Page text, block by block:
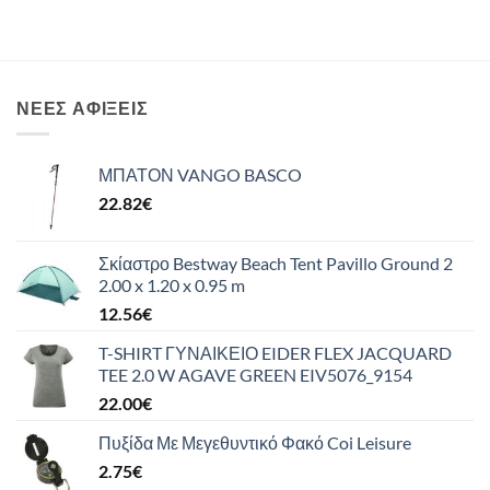
ΝΈΕΣ ΑΦΊΞΕΙΣ
ΜΠΑΤΟΝ VANGO BASCO
22.82€
Σκίαστρο Bestway Beach Tent Pavillo Ground 2
2.00 x 1.20 x 0.95 m
12.56€
T-SHIRT ΓΥΝΑΙΚΕΙΟ EIDER FLEX JACQUARD
TEE 2.0 W AGAVE GREEN EIV5076_9154
22.00€
Πυξίδα Με Μεγεθυντικό Φακό Coi Leisure
2.75€